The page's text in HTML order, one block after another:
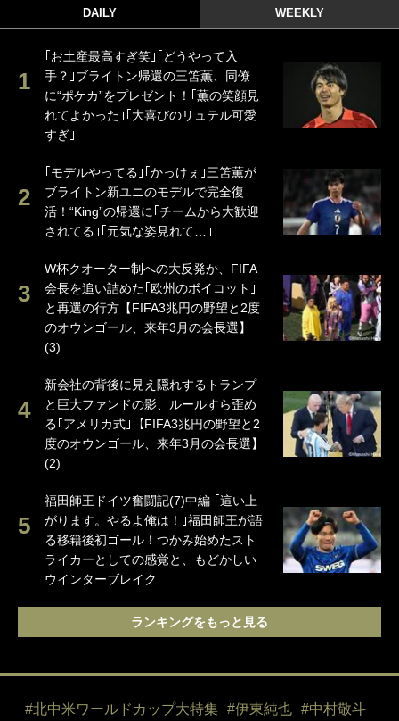
DAILY WEEKLY
｢お土産最高すぎ笑｣｢どうやって入
手？｣ブライトン帰還の三笘薫、同僚
に“ポケカ”をプレゼント！｢薫の笑顔見
れてよかった｣｢大喜びのリュテル可愛
すぎ｣
｢モデルやってる｣｢かっけぇ｣三笘薫が
ブライトン新ユニのモデルで完全復
活！“King”の帰還に｢チームから大歓迎
されてる｣｢元気な姿見れて…｣
W杯クオーター制への大反発か、FIFA
会長を追い詰めた｢欧州のボイコット｣
と再選の行方【FIFA3兆円の野望と2度
のオウンゴール、来年3月の会長選】
(3)
新会社の背後に見え隠れするトランプ
と巨大ファンドの影、ルールすら歪め
る｢アメリカ式｣【FIFA3兆円の野望と2
度のオウンゴール、来年3月の会長選】
(2)
福田師王ドイツ奮闘記(7)中編 ｢這い上
がります。やるよ俺は！｣福田師王が語
る移籍後初ゴール！つかみ始めたスト
ライカーとしての感覚と、もどかしい
ウインターブレイク
ランキングをもっと見る
#北中米ワールドカップ大特集 #伊東純也
#中村敬斗